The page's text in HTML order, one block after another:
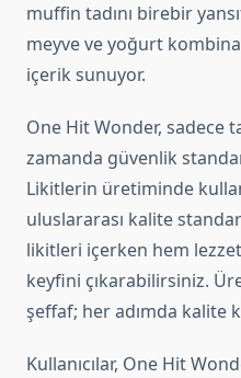
muffin tadını birebir
meyve ve yoğurt
içerik sunuyor.
One Hit Wonder, sadece
zamanda güvenlik
Likitlerin üretiminde
uluslararası kalite
likitleri içerken hem
keyfini çıkarabilirsiniz.
şeffaf; her adımda kalite
Kullanıcılar, One Hit